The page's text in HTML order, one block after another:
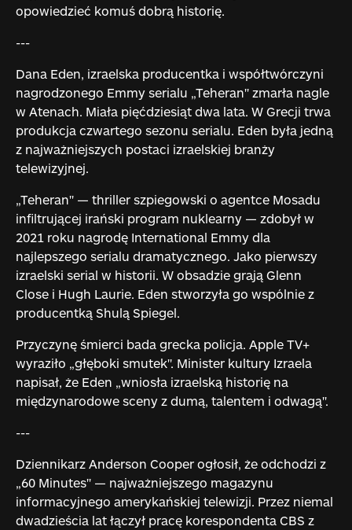
opowiedzieć komuś dobrą historię.
---
Dana Eden, izraelska producentka i współtwórczyni
nagrodzonego Emmy serialu „Teheran" zmarła nagle
w Atenach. Miała pięćdziesiąt dwa lata. W Grecji trwa
produkcja czwartego sezonu serialu. Eden była jedną
z najważniejszych postaci izraelskiej branży
telewizyjnej.
„Teheran" — thriller szpiegowski o agentce Mosadu
infiltrującej irański program nuklearny — zdobył w
2021 roku nagrodę International Emmy dla
najlepszego serialu dramatycznego. Jako pierwszy
izraelski serial w historii. W obsadzie grają Glenn
Close i Hugh Laurie. Eden stworzyła go wspólnie z
producentką Shulą Spiegel.
Przyczynę śmierci bada grecka policja. Apple TV+
wyraziło „głęboki smutek". Minister kultury Izraela
napisał, że Eden „wniosła izraelską historię na
międzynarodowe sceny z dumą, talentem i odwagą".
---
Dziennikarz Anderson Cooper ogłosił, że odchodzi z
„60 Minutes" — najważniejszego magazynu
informacyjnego amerykańskiej telewizji. Przez niemal
dwadzieścia lat łączył pracę korespondenta CBS z